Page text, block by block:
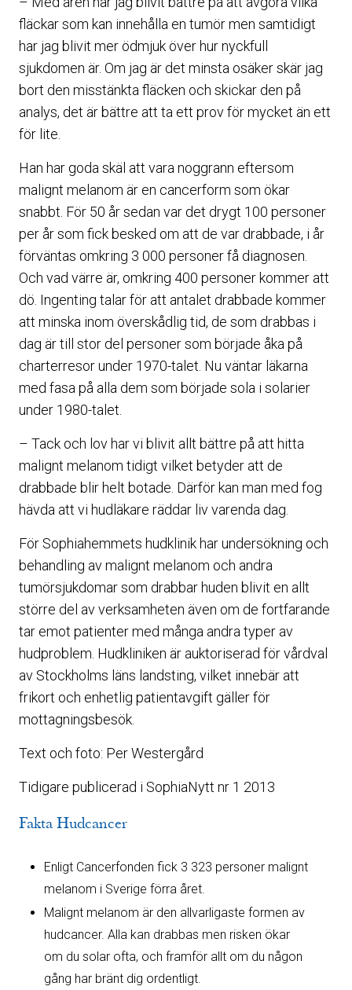
fläckar som kan innehålla en tumör men samtidigt
har jag blivit mer ödmjuk över hur nyckfull
sjukdomen är. Om jag är det minsta osäker skär jag
bort den misstänkta fläcken och skickar den på
analys, det är bättre att ta ett prov för mycket än ett
för lite.
Han har goda skäl att vara noggrann eftersom
malignt melanom är en cancerform som ökar
snabbt. För 50 år sedan var det drygt 100 personer
per år som fick besked om att de var drabbade, i år
förväntas omkring 3 000 personer få diagnosen.
Och vad värre är, omkring 400 personer kommer att
dö. Ingenting talar för att antalet drabbade kommer
att minska inom överskådlig tid, de som drabbas i
dag är till stor del personer som började åka på
charterresor under 1970-talet. Nu väntar läkarna
med fasa på alla dem som började sola i solarier
under 1980-talet.
– Tack och lov har vi blivit allt bättre på att hitta
malignt melanom tidigt vilket betyder att de
drabbade blir helt botade. Därför kan man med fog
hävda att vi hudläkare räddar liv varenda dag.
För Sophiahemmets hudklinik har undersökning och
behandling av malignt melanom och andra
tumörsjukdomar som drabbar huden blivit en allt
större del av verksamheten även om de fortfarande
tar emot patienter med många andra typer av
hudproblem. Hudkliniken är auktoriserad för vårdval
av Stockholms läns landsting, vilket innebär att
frikort och enhetlig patientavgift gäller för
mottagningsbesök.
Text och foto: Per Westergård
Tidigare publicerad i SophiaNytt nr 1 2013
Fakta Hudcancer
Enligt Cancerfonden fick 3 323 personer malignt
melanom i Sverige förra året.
Malignt melanom är den allvarligaste formen av
hudcancer. Alla kan drabbas men risken ökar
om du solar ofta, och framför allt om du någon
gång har bränt dig ordentligt.